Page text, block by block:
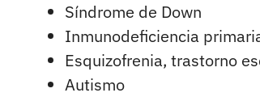
Síndrome de Down
Inmunodeficiencia
Esquizofrenia, trastorno
Autismo